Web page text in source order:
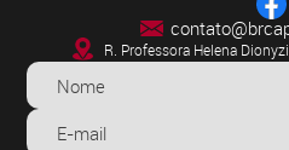
R. Professora Helena